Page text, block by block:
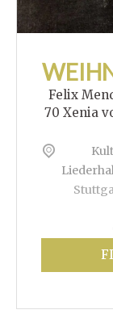
Felix
70